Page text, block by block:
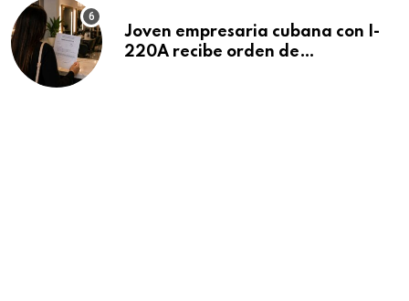
Joven empresaria cubana con I-
220A recibe orden de